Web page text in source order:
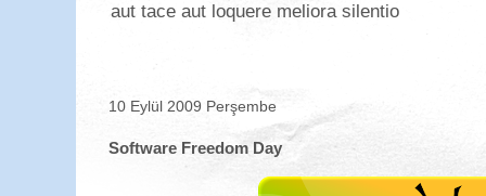
aut tace aut loquere meliora silentio
10 Eylül 2009 Perşembe
Software Freedom Day